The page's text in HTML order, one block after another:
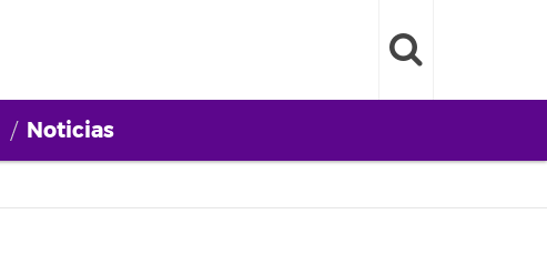
Noticias